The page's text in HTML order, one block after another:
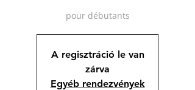
pour débutants
A regisztráció le van
zárva
Egyéb rendezvények